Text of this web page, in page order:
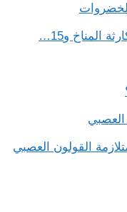
المناخ و15…
القولون العصبي